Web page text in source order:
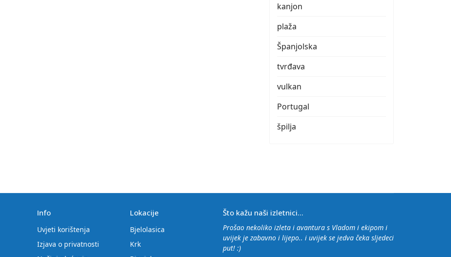
kanjon
plaža
Španjolska
tvrđava
vulkan
Portugal
špilja
Info
Uvjeti korištenja
Izjava o privatnosti
Lokacije
Bjelolasica
Krk
Što kažu naši izletnici...
Prošao nekoliko izleta i avantura s Vladom i ekipom i
uvijek je zabavno i lijepo.. i uvijek se jedva čeka sljedeci
put! :)